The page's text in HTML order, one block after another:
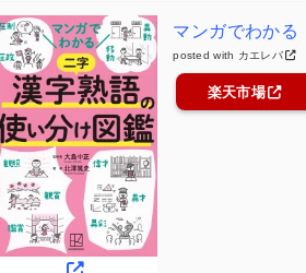
マンガでわか
posted with カエレバ
楽天市場